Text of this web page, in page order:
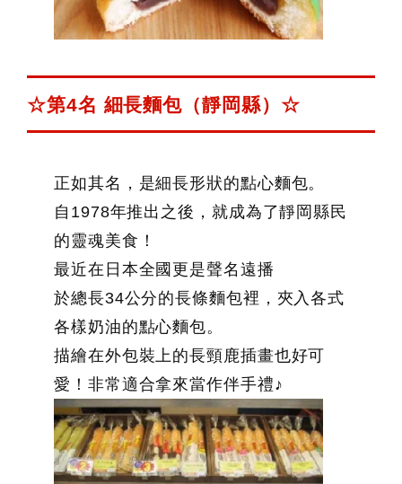
☆第4名 細長麵包（靜岡縣）☆
正如其名，是細長形狀的點心麵包。
自1978年推出之後，就成為了靜岡縣民
的靈魂美食！
最近在日本全國更是聲名遠播
於總長34公分的長條麵包裡，夾入各式
各樣奶油的點心麵包。
描繪在外包裝上的長頸鹿插畫也好可
愛！非常適合拿來當作伴手禮♪